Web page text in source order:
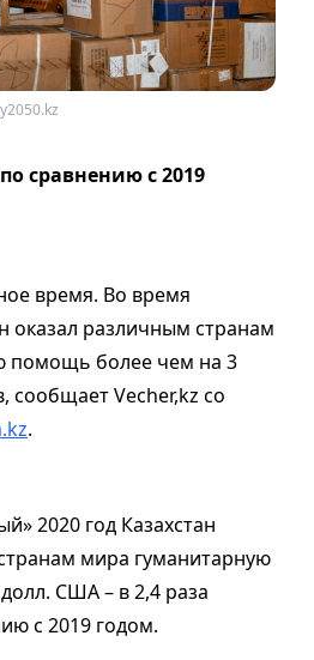
сравнению с 2019
время. Во время
оказал различным странам
помощь более чем на 3
сообщает Vecher,kz со
.
2020 год Казахстан
мира гуманитарную
США – в 2,4 раза
с 2019 годом.